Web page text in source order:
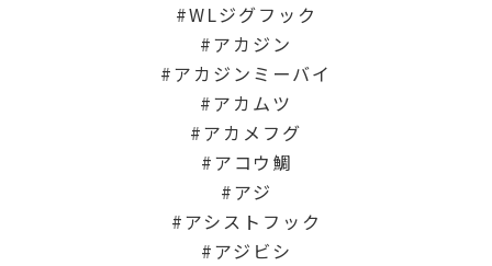
WLジグフック
アカジン
アカジンミーバイ
アカムツ
アカメフグ
アコウ鯛
アジ
アシストフック
アジビシ